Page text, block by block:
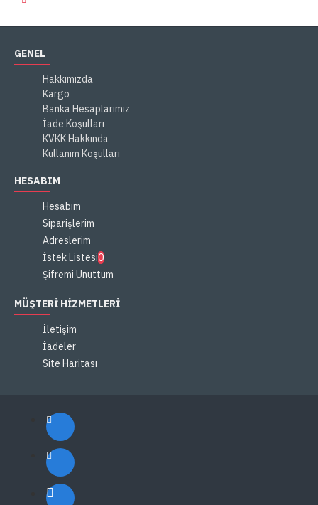
GENEL
Hakkımızda
Kargo
Banka Hesaplarımız
İade Koşulları
KVKK Hakkında
Kullanım Koşulları
HESABIM
Hesabım
Siparişlerim
Adreslerim
İstek Listesi0
Şifremi Unuttum
MÜŞTERI HIZMETLERI
İletişim
İadeler
Site Haritası